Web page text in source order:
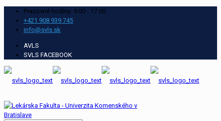
Pracovné hodiny: 9:00 - 17:00
+421 908 939 745
info@svls.sk
AVLS
SVLS FACEBOOK